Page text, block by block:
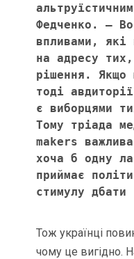
Федченко. –
впливами, які
на адресу
рішення. Якщо
тоді
є виборцями
Тому тріада
makers
хоча б одну
приймає
стимулу дбати
Тож українці
чому це вигідно.